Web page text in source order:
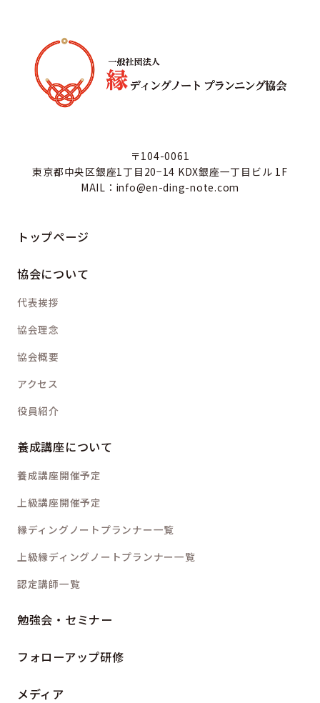
〒104-0061
東京都中央区銀座1丁目20−14 KDX銀座一丁目ビル 1F
MAIL：info@en-ding-note.com
トップページ
協会について
代表挨拶
協会理念
協会概要
アクセス
役員紹介
養成講座について
養成講座開催予定
上級講座開催予定
縁ディングノートプランナー一覧
上級縁ディングノートプランナー一覧
認定講師一覧
勉強会・セミナー
フォローアップ研修
メディア